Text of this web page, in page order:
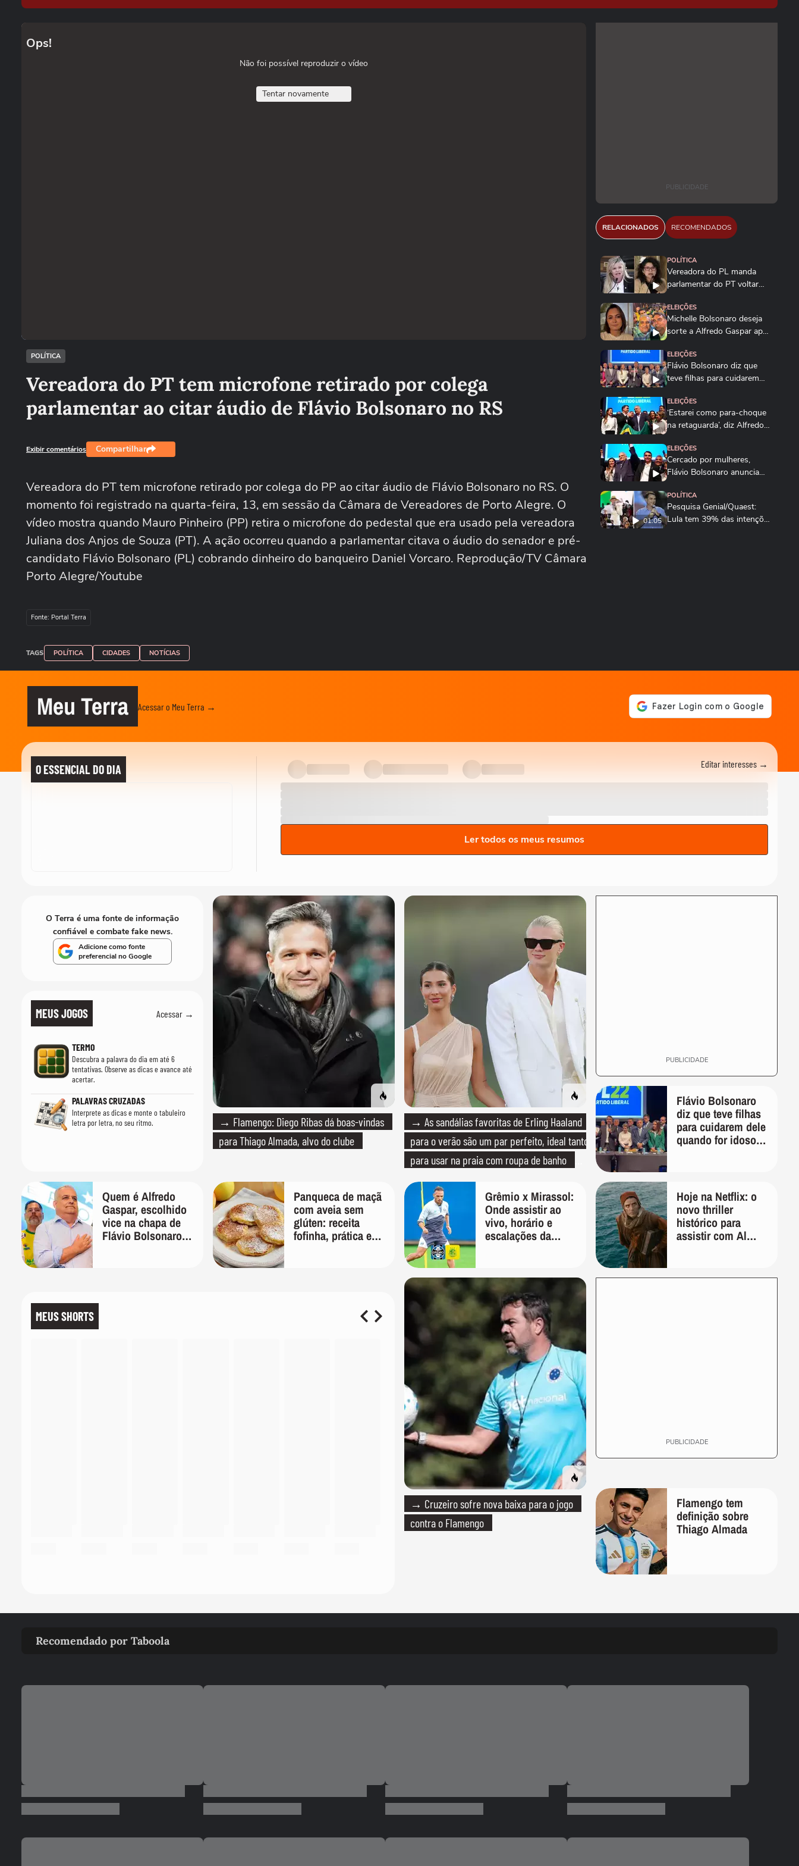
Ops!
Não foi possível reproduzir o vídeo
Tentar novamente
POLÍTICA
Vereadora do PT tem microfone retirado por colega
parlamentar ao citar áudio de Flávio Bolsonaro no RS
Exibir comentários Compartilhar
Vereadora do PT tem microfone retirado por colega do PP ao citar áudio de Flávio Bolsonaro no RS. O
momento foi registrado na quarta-feira, 13, em sessão da Câmara de Vereadores de Porto Alegre. O
vídeo mostra quando Mauro Pinheiro (PP) retira o microfone do pedestal que era usado pela vereadora
Juliana dos Anjos de Souza (PT). A ação ocorreu quando a parlamentar citava o áudio do senador e pré-
candidato Flávio Bolsonaro (PL) cobrando dinheiro do banqueiro Daniel Vorcaro. Reprodução/TV Câmara
Porto Alegre/Youtube
Fonte: Portal Terra
TAGS POLÍTICA CIDADES NOTÍCIAS
PUBLICIDADE
RELACIONADOS RECOMENDADOS
POLÍTICA
Vereadora do PL manda
parlamentar do PT voltar
ELEIÇÕES
Michelle Bolsonaro deseja
sorte a Alfredo Gaspar após
ELEIÇÕES
Flávio Bolsonaro diz que
teve filhas para cuidarem
ELEIÇÕES
‘Estarei como para-choque
na retaguarda’, diz Alfredo
ELEIÇÕES
Cercado por mulheres,
Flávio Bolsonaro anuncia
01:05
POLÍTICA
Pesquisa Genial/Quaest:
Lula tem 39% das intenções
seria um ‘Dilma...
Zema diz que, se eleito, irá
dialogar com parlamentares,
mas que...
Favoritos, indefinição: veja
campanha nos...
ELEIÇÕES
Zema anuncia mudança de
Meu Terra Acessar o Meu Terra →
O ESSENCIAL DO DIA Editar interesses →
Ler todos os meus resumos
MEUS JOGOS Acessar →
TERMO
Descubra a palavra do dia em até 6
tentativas. Observe as dicas e avance até
acertar.
PALAVRAS CRUZADAS
Interprete as dicas e monte o tabuleiro
letra por letra, no seu ritmo.
→ Flamengo: Diego Ribas dá boas-vindas
para Thiago Almada, alvo do clube
→ As sandálias favoritas de Erling Haaland
para o verão são um par perfeito, ideal tanto
para usar na praia com roupa de banho
quanto em uma festa com terno de linho
PUBLICIDADE
→ Cruzeiro sofre nova baixa para o jogo
contra o Flamengo
Flávio Bolsonaro
diz que teve filhas
para cuidarem dele
quando for idoso:
Quem é Alfredo
Gaspar, escolhido
vice na chapa de
Flávio Bolsonaro
Panqueca de maçã
com aveia sem
glúten: receita
fofinha, prática e
Grêmio x Mirassol:
Onde assistir ao
vivo, horário e
escalações da
Hoje na Netflix: o
novo thriller
histórico para
assistir com Al
Momoa
MEUS SHORTS
PUBLICIDADE
O Terra é uma fonte de informação
confiável e combate fake news.
Adicione como fonte
preferencial no Google
Flamengo tem
definição sobre
Thiago Almada
Recomendado por Taboola